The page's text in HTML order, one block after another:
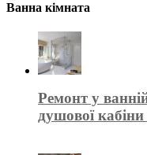
Ванна кімната
Ремонт у
душової кабіни